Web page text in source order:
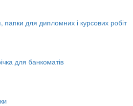
папки для дипломних і курсових робіт
для банкоматів